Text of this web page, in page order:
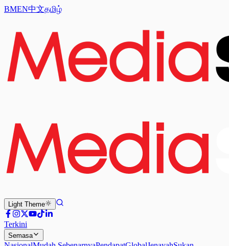
BMEN中文தமிழ்
Light Theme
Terkini
Semasa